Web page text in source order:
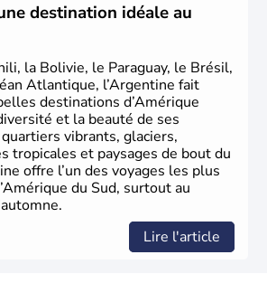
destination idéale au
la Bolivie, le Paraguay, le Brésil,
Atlantique, l’Argentine fait
destinations d’Amérique
et la beauté de ses
vibrants, glaciers,
tropicales et paysages de bout du
offre l’un des voyages les plus
du Sud, surtout au
Lire l'article